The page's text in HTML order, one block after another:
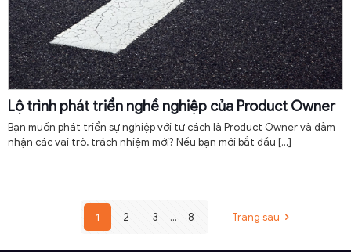
Lộ trình phát triển nghề nghiệp của Product Owner
Bạn muốn phát triển sự nghiệp với tư cách là Product Owner và đảm
nhận các vai trò, trách nhiệm mới? Nếu bạn mới bắt đầu […]
1 2 3 ... 8 Trang sau